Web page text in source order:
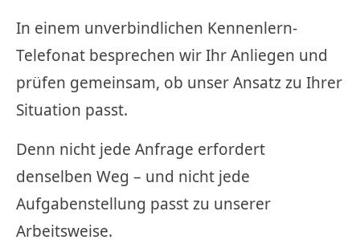
In einem unverbindlichen Kennenlern-
Telefonat besprechen wir Ihr Anliegen und
prüfen gemeinsam, ob unser Ansatz zu Ihrer
Situation passt.
Denn nicht jede Anfrage erfordert
denselben Weg – und nicht jede
Aufgabenstellung passt zu unserer
Arbeitsweise.